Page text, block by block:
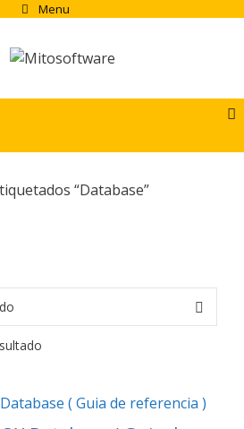
Menu
“Database”